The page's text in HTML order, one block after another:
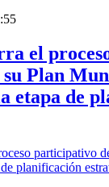
el
Plan
etapa de